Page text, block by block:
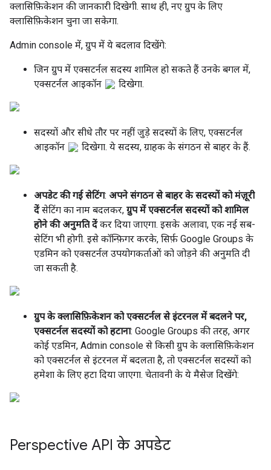
क्लासिफ़िकेशन की जानकारी दिखेगी. साथ ही, नए ग्रुप के लिए
क्लासिफ़िकेशन चुना जा सकेगा.
Admin console में, ग्रुप में ये बदलाव दिखेंगे:
जिन ग्रुप में एक्सटर्नल सदस्य शामिल हो सकते हैं उनके बगल में,
एक्सटर्नल आइकॉन
दिखेगा.
सदस्यों और सीधे तौर पर नहीं जुड़े सदस्यों के लिए, एक्सटर्नल
आइकॉन
दिखेगा. ये सदस्य, ग्राहक के संगठन से बाहर के हैं.
अपडेट की गई सेटिंग: अपने संगठन से बाहर के सदस्यों को मंज़ूरी
देंसेटिंग का नाम बदलकर, ग्रुप में एक्सटर्नल सदस्यों को शामिल
होने की अनुमति देंकर दिया जाएगा. इसके अलावा, एक नई सब-
सेटिंग भी होगी. इसे कॉन्फ़िगर करके, सिर्फ़ Google Groups के
एडमिन को एक्सटर्नल उपयोगकर्ताओं को जोड़ने की अनुमति दी
जा सकती है.
ग्रुप के क्लासिफ़िकेशन को एक्सटर्नल से इंटरनल में बदलने पर,
एक्सटर्नल सदस्यों को हटाना: Google Groups की तरह, अगर
कोई एडमिन, Admin console से किसी ग्रुप के क्लासिफ़िकेशन
को एक्सटर्नल से इंटरनल में बदलता है, तो एक्सटर्नल सदस्यों को
हमेशा के लिए हटा दिया जाएगा. चेतावनी के ये मैसेज दिखेंगे:
Perspective API के अपडेट